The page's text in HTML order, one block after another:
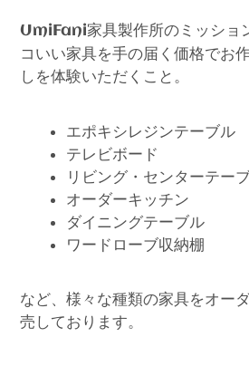
UmiFani家具製作所のミッショ
コいい家具を手の届く価格でお
しを体験いただくこと。
エポキシレジンテーブル
テレビボード
リビング・センターテー
オーダーキッチン
ダイニングテーブル
ワードローブ収納棚
など、様々な種類の家具をオー
売しております。